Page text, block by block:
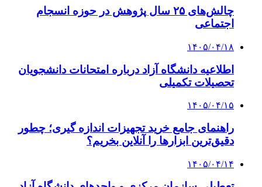
چالش‌های ۲۵ سال پژوهش در حوزه انسجام
اجتماعی
۱۴۰۵/۰۴/۱۸
اطلاعیه دانشگاه آزاد درباره امتحانات دانشجویان
تحصیلات تکمیلی
۱۴۰۵/۰۴/۱۵
راهنمای جامع خرید تجهیزات اندازه گیری؛ چطور
دقیق‌ترین ابزارها را آنلاین بخریم؟
۱۴۰۵/۰۴/۱۴